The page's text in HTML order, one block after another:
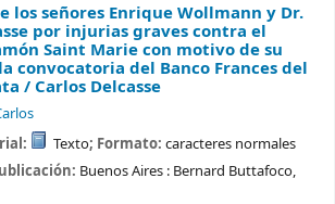
los señores Enrique Wollmann y Dr.
por injurias graves contra el
Saint Marie con motivo de su
convocatoria del Banco Frances del
/ Carlos Delcasse
Texto; Formato:caracteres normales
Buenos Aires : Bernard Buttafoco,